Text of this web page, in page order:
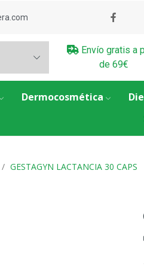
Envío gratis a
de 69€
Dermocosmética
GESTAGYN LACTANCIA 30 CAPS